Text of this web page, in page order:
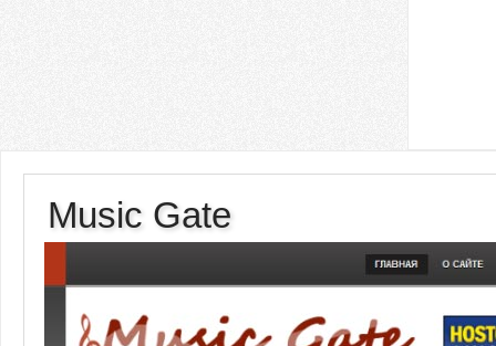
Music Gate